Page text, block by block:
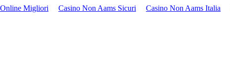
Migliori Casino Non Aams Sicuri Casino Non Aams Italia